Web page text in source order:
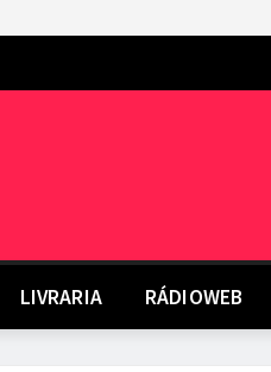
LIVRARIA RÁDIOWEB